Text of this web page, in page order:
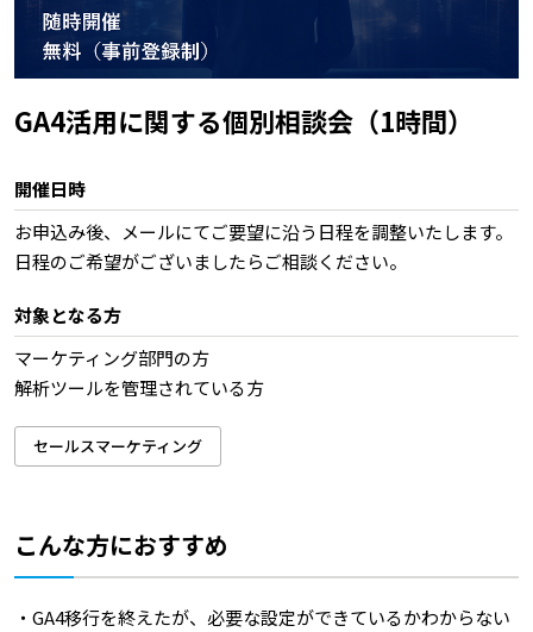
GA4活用に関する個別相談会（1時間）
開催日時
お申込み後、メールにてご要望に沿う日程を調整いたします。
日程のご希望がございましたらご相談ください。
対象となる方
マーケティング部門の方
解析ツールを管理されている方
セールスマーケティング
こんな方におすすめ
・GA4移行を終えたが、必要な設定ができているかわからない